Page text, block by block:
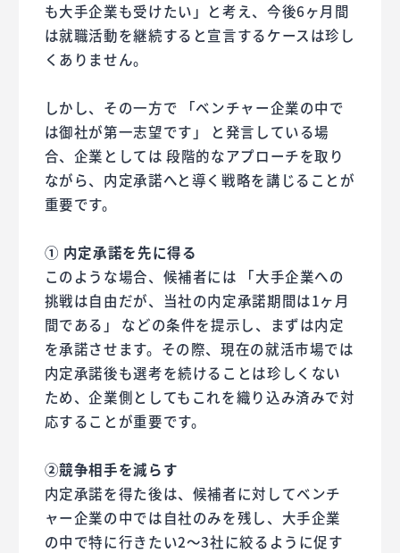
も大手企業も受けたい」と考え、今後6ヶ月間
は就職活動を継続すると宣言するケースは珍し
くありません。
しかし、その一方で 「ベンチャー企業の中で
は御社が第一志望です」 と発言している場
合、企業としては 段階的なアプローチを取り
ながら、内定承諾へと導く戦略を講じることが
重要です。
① 内定承諾を先に得る
このような場合、候補者には 「大手企業への
挑戦は自由だが、当社の内定承諾期間は1ヶ月
間である」 などの条件を提示し、まずは内定
を承諾させます。その際、現在の就活市場では
内定承諾後も選考を続けることは珍しくない
ため、企業側としてもこれを織り込み済みで対
応することが重要です。
②競争相手を減らす
内定承諾を得た後は、候補者に対してベンチ
ャー企業の中では自社のみを残し、大手企業
の中で特に行きたい2〜3社に絞るように促す